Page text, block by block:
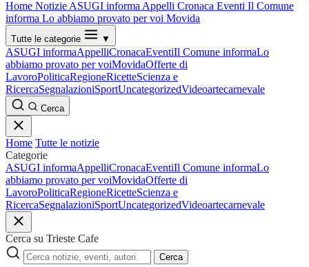
Home Notizie ASUGI informa Appelli Cronaca Eventi Il Comune
informa Lo abbiamo provato per voi Movida
Tutte le categorie ▼
ASUGI informaAppelliCronacaEventiIl Comune informaLo
abbiamo provato per voiMovidaOfferte di
LavoroPoliticaRegioneRicetteScienza e
RicercaSegnalazioniSportUncategorizedVideoartecarnevale
Cerca
Home Tutte le notizie
Categorie
ASUGI informaAppelliCronacaEventiIl Comune informaLo
abbiamo provato per voiMovidaOfferte di
LavoroPoliticaRegioneRicetteScienza e
RicercaSegnalazioniSportUncategorizedVideoartecarnevale
Cerca su Trieste Cafe
Cerca